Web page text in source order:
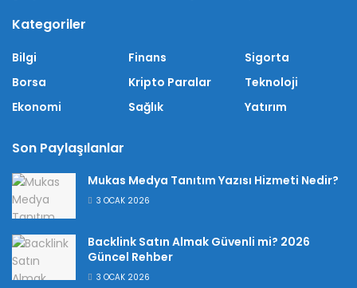
Kategoriler
Bilgi
Borsa
Ekonomi
Finans
Kripto Paralar
Sağlık
Sigorta
Teknoloji
Yatırım
Son Paylaşılanlar
Mukas Medya Tanıtım Yazısı Hizmeti Nedir?
3 OCAK 2026
Backlink Satın Almak Güvenli mi? 2026
Güncel Rehber
3 OCAK 2026